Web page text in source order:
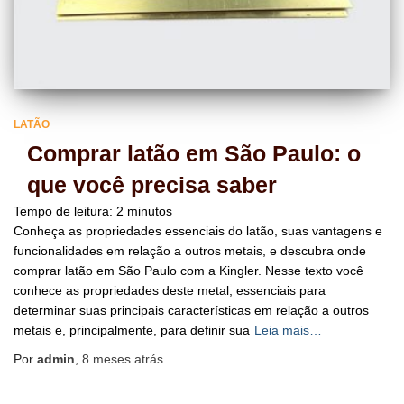
LATÃO
Comprar latão em São Paulo: o
que você precisa saber
Tempo de leitura: 2 minutos
Conheça as propriedades essenciais do latão, suas vantagens e
funcionalidades em relação a outros metais, e descubra onde
comprar latão em São Paulo com a Kingler. Nesse texto você
conhece as propriedades deste metal, essenciais para
determinar suas principais características em relação a outros
metais e, principalmente, para definir sua Leia mais…
Por admin 8 meses atrás